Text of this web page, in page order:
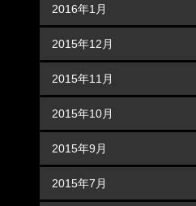
2016年1月
2015年12月
2015年11月
2015年10月
2015年9月
2015年7月